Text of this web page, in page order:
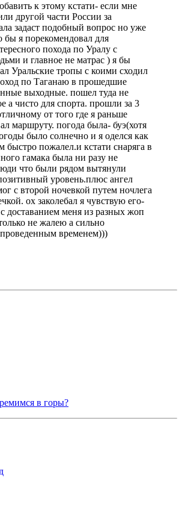
к этому кстати- если мне
другой части России за
задаст подобный вопрос но уже
бы я порекомендовал для
похода по Уралу с
и главное не матрас ) я бы
Уральские тропы с коими сходил
по Таганаю в прошедшие
выходные. пошел туда не
а чисто для спорта. прошли за 3
от того где я раньше
маршруту. погода была- буэ(хотя
было солнечно и я оделся как
быстро пожалел.и кстати снаряга в
гамака была ни разу не
что были рядом вытянули
уровень.плюс ангел
с второй ночевкой путем ночлега
ох заколебал я чувствую его-
с доставанием меня из разных жоп
не жалею а сильно
проведенным временем)))
в горы?